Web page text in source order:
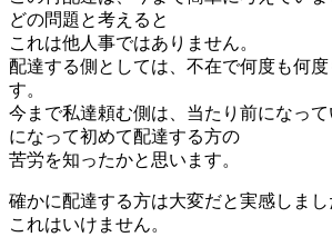
どの問題と考えると
これは他人事ではありません。
配達する側としては、不在で何度も何
す。
今まで私達頼む側は、当たり前になっ
になって初めて配達する方の
苦労を知ったかと思います。
確かに配達する方は大変だと実感しまし
これはいけません。